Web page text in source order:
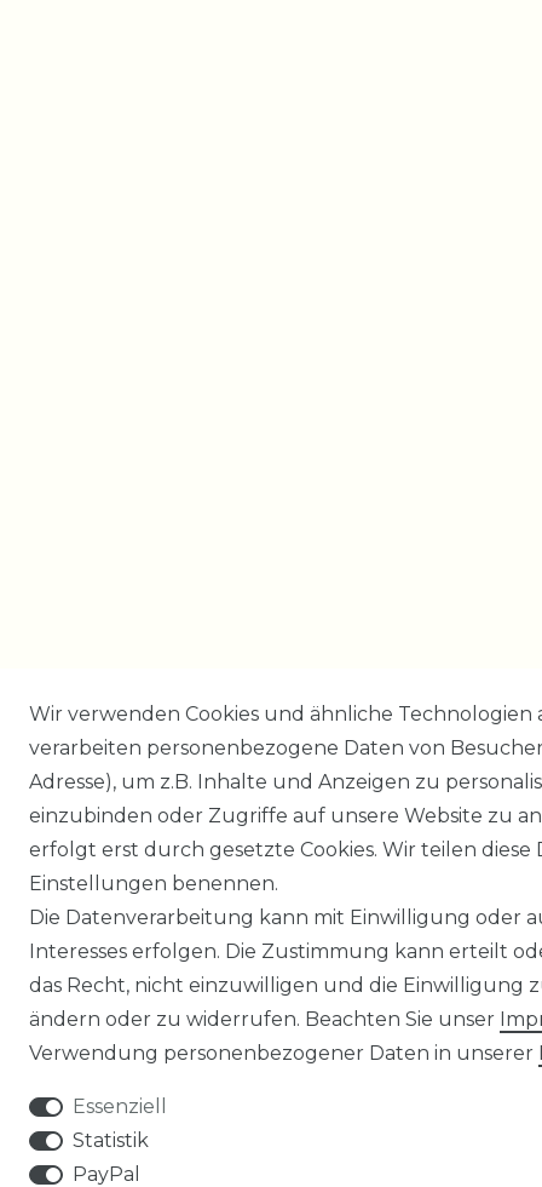
Wir verwenden Cookies und ähnliche
verarbeiten personenbezogene Daten von
Adresse), um z.B. Inhalte und Anzeigen zu
einzubinden oder Zugriffe auf unsere Website zu
erfolgt erst durch gesetzte Cookies. Wir teilen
Einstellungen benennen.
Die Datenverarbeitung kann mit Einwilligung oder
Interesses erfolgen. Die Zustimmung kann erteilt
das Recht, nicht einzuwilligen und die Einwilligung
ändern oder zu widerrufen. Beachten Sie unser
Verwendung personenbezogener Daten in unserer
Essenziell
Statistik
PayPal